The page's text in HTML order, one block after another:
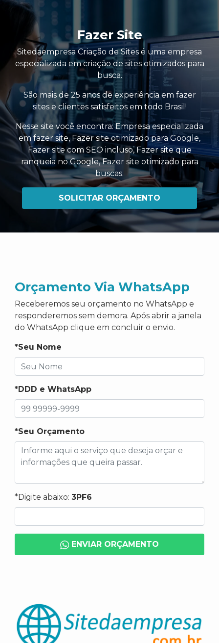
Fazer Site
Sitedaempresa Criação de Sites é uma empresa
especializada em criação de sites otimizados para
busca.
São mais de 25 anos de experiência em fazer
sites e clientes satisfeitos em todo Brasil!
Nesse site você encontra:Empresa especializada
em fazer site,Fazer site otimizado para Google,
Fazer site com SEO incluso, Fazer site que
ranqueia no Google,Fazer site otimizado para
buscas.
SOLICITAR ORÇAMENTO
Orçamento Via WhatsApp
Receberemos seu orçamento no WhatsApp e
responderemos sem demora. Após abrir a janela
do WhatsApp clique em concluir o envio.
*Seu Nome
*DDD e WhatsApp
*Seu Orçamento
*Digite abaixo: 3PF6
ENVIAR ORÇAMENTO